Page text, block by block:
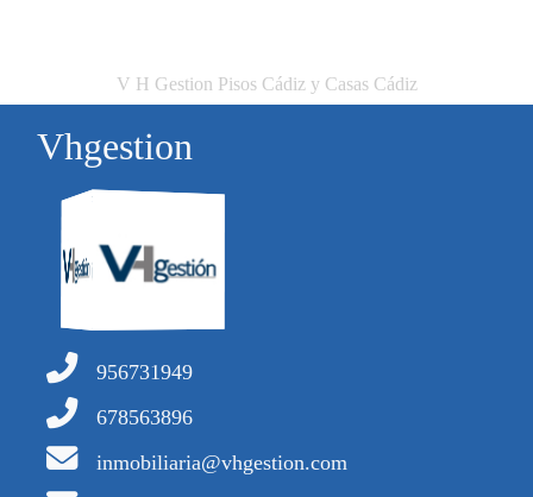
V H Gestion Pisos Cádiz y Casas Cádiz
Vhgestion
956731949
678563896
inmobiliaria@vhgestion.com